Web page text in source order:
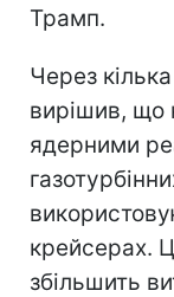
Трамп.
Через
вирішив, що
ядерними
крейсерах.
збільшить